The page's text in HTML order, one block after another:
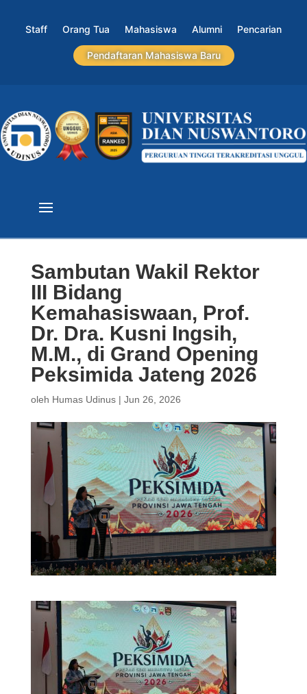
Staff Orang Tua Mahasiswa Alumni Pencarian
Pendaftaran Mahasiswa Baru
Sambutan Wakil Rektor
III Bidang
Kemahasiswaan, Prof.
Dr. Dra. Kusni Ingsih,
M.M., di Grand Opening
Peksimida Jateng 2026
oleh Humas Udinus| Jun 26, 2026